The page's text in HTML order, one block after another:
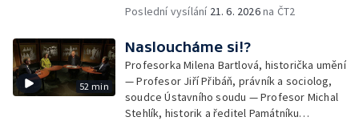
Poslední vysílání 21. 6. 2026na ČT2
52 min
Nasloucháme si!?
Profesorka Milena Bartlová, historička umění
— Profesor Jiří Přibáň, právník a sociolog,
soudce Ústavního soudu — Profesor Michal
Stehlík, historik a ředitel Památníku